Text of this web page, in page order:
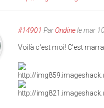
#14901 ParOndinele mar
Voilà c'est moi! C'est